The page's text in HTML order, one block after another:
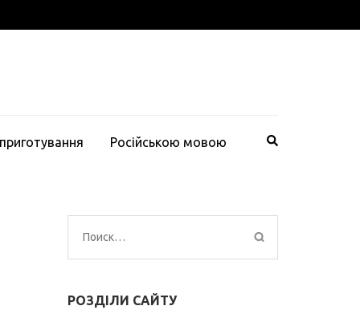
Російською мовою
Найти:
РОЗДІЛИ САЙТУ